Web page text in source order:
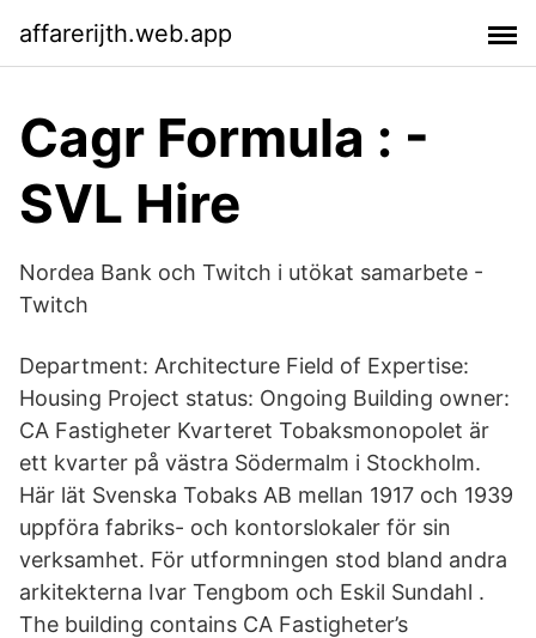
affarerijth.web.app
Cagr Formula : -
SVL Hire
Nordea Bank och Twitch i utökat samarbete -
Twitch
Department: Architecture Field of Expertise:
Housing Project status: Ongoing Building owner:
CA Fastigheter Kvarteret Tobaksmonopolet är
ett kvarter på västra Södermalm i Stockholm.
Här lät Svenska Tobaks AB mellan 1917 och 1939
uppföra fabriks- och kontorslokaler för sin
verksamhet. För utformningen stod bland andra
arkitekterna Ivar Tengbom och Eskil Sundahl .
The building contains CA Fastigheter’s